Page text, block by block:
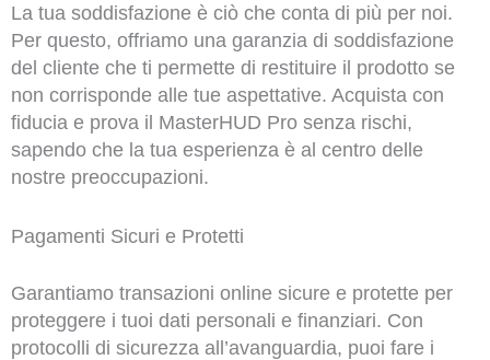
La tua soddisfazione è ciò che conta di più per noi.
Per questo, offriamo una garanzia di soddisfazione
del cliente che ti permette di restituire il prodotto se
non corrisponde alle tue aspettative. Acquista con
fiducia e prova il MasterHUD Pro senza rischi,
sapendo che la tua esperienza è al centro delle
nostre preoccupazioni.
Pagamenti Sicuri e Protetti
Garantiamo transazioni online sicure e protette per
proteggere i tuoi dati personali e finanziari. Con
protocolli di sicurezza all’avanguardia, puoi fare i